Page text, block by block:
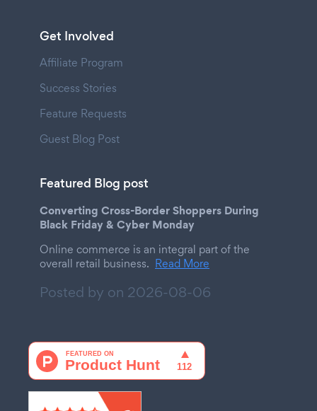
Get Involved
Affiliate Program
Success Stories
Feature Requests
Guest Blog Post
Featured Blog post
Converting Cross-Border Shoppers During
Black Friday & Cyber Monday
Online commerce is an integral part of the
overall retail business. Read More
Posted by on 2026-08-06